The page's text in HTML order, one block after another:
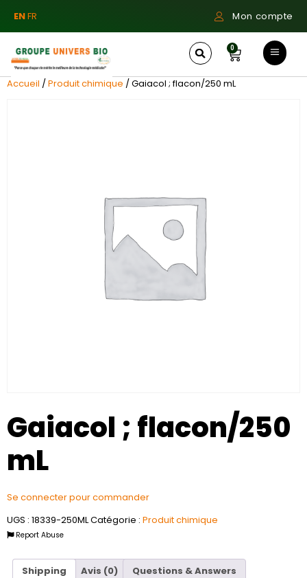
ENFR Mon compte
0
Accueil /Produit chimique / Gaiacol ; flacon/250 mL
Gaiacol ; flacon/250
mL
Se connecter pour commander
UGS : 18339-250MLCatégorie : Produit chimique
Report Abuse
Shipping Avis (0)
Questions & Answers